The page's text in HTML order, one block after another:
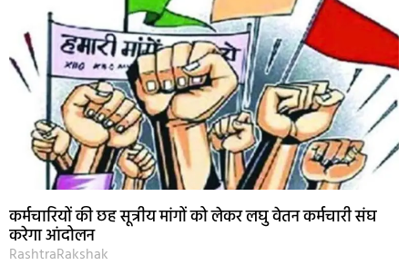
कर्मचारियों की छह सूत्रीय मांगों को लेकर लघु वेतन कर्मचारी संघ
करेगा आंदोलन
RashtraRakshak